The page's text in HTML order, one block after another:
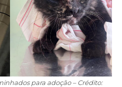
para adoção – Crédito: